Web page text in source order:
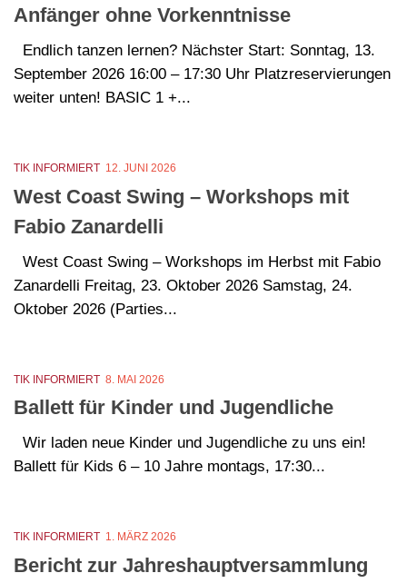
Anfänger ohne Vorkenntnisse
Endlich tanzen lernen? Nächster Start: Sonntag, 13.
September 2026 16:00 – 17:30 Uhr Platzreservierungen
weiter unten! BASIC 1 +...
TIK INFORMIERT 12. JUNI 2026
West Coast Swing – Workshops mit
Fabio Zanardelli
West Coast Swing – Workshops im Herbst mit Fabio
Zanardelli Freitag, 23. Oktober 2026 Samstag, 24.
Oktober 2026 (Parties...
TIK INFORMIERT 8. MAI 2026
Ballett für Kinder und Jugendliche
Wir laden neue Kinder und Jugendliche zu uns ein!
Ballett für Kids 6 – 10 Jahre montags, 17:30...
TIK INFORMIERT 1. MÄRZ 2026
Bericht zur Jahreshauptversammlung